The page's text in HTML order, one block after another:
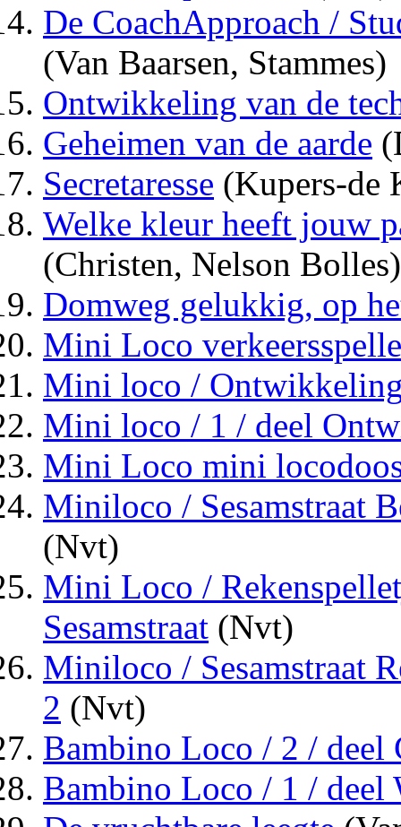
De CoachApproach /
(Van Baarsen, Stammes)
Ontwikkeling van de
Geheimen van de aarde
Secretaresse (Kupers-de
Welke kleur heeft jouw
(Christen, Nelson Bolles)
Domweg gelukkig, op
Mini Loco
Mini loco /
Mini loco / 1 / deel
Mini Loco mini
Miniloco / Sesamstraat
(Nvt)
Mini Loco /
Sesamstraat (Nvt)
Miniloco / Sesamstraat
2 (Nvt)
Bambino Loco / 2 / deel
Bambino Loco / 1 / deel